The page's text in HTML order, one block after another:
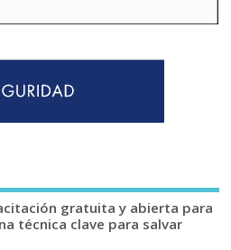
gratuita y abierta para
técnica clave para salvar